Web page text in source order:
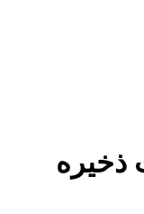
ذخیره